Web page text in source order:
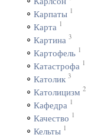
Карпаты 1
Карта 1
Картина 3
Картофель 1
Катастрофа 1
Католик 3
Католицизм 2
Кафедра 1
Качество 1
Кельты 1